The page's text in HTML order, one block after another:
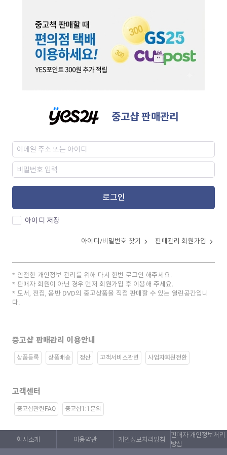
중고샵 판매관리
로그인
아이디 저장
아이디/비밀번호 찾기 판매관리 회원가입
안전한 개인정보 관리를 위해 다시 한번 로그인 해주세요.
판매자 회원이 아닌 경우 먼저 회원가입 후 이용해 주세요.
도서, 전집, 음반 DVD의 중고상품을 직접 판매할 수 있는 열린공간입니
다.
중고샵 판매관리 이용안내
상품등록 상품배송 정산 고객서비스관련 사업자회원전환
고객센터
중고샵관련FAQ 중고샵1:1문의
회사소개 이용약관 개인정보처리방침
판매자 개인정보처리
방침